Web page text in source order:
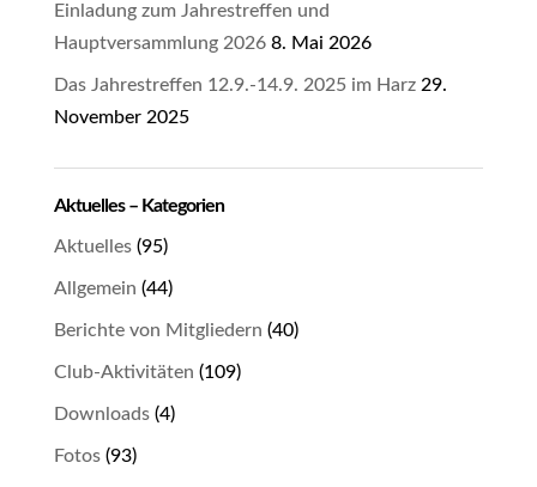
Einladung zum Jahrestreffen und
Hauptversammlung 2026 8. Mai 2026
Das Jahrestreffen 12.9.-14.9. 2025 im Harz 29.
November 2025
Aktuelles – Kategorien
Aktuelles(95)
Allgemein (44)
Berichte von Mitgliedern (40)
Club-Aktivitäten (109)
Downloads(4)
Fotos(93)